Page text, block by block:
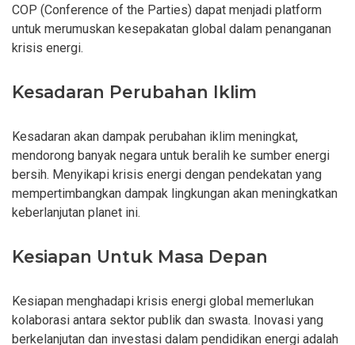
COP (Conference of the Parties) dapat menjadi platform
untuk merumuskan kesepakatan global dalam penanganan
krisis energi.
Kesadaran Perubahan Iklim
Kesadaran akan dampak perubahan iklim meningkat,
mendorong banyak negara untuk beralih ke sumber energi
bersih. Menyikapi krisis energi dengan pendekatan yang
mempertimbangkan dampak lingkungan akan meningkatkan
keberlanjutan planet ini.
Kesiapan Untuk Masa Depan
Kesiapan menghadapi krisis energi global memerlukan
kolaborasi antara sektor publik dan swasta. Inovasi yang
berkelanjutan dan investasi dalam pendidikan energi adalah